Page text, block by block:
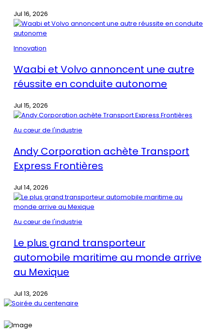
Jul 16, 2026
Innovation
Waabi et Volvo annoncent une autre
réussite en conduite autonome
Jul 15, 2026
Au cœur de l'industrie
Andy Corporation achète Transport
Express Frontières
Jul 14, 2026
Au cœur de l'industrie
Le plus grand transporteur
automobile maritime au monde arrive
au Mexique
Jul 13, 2026